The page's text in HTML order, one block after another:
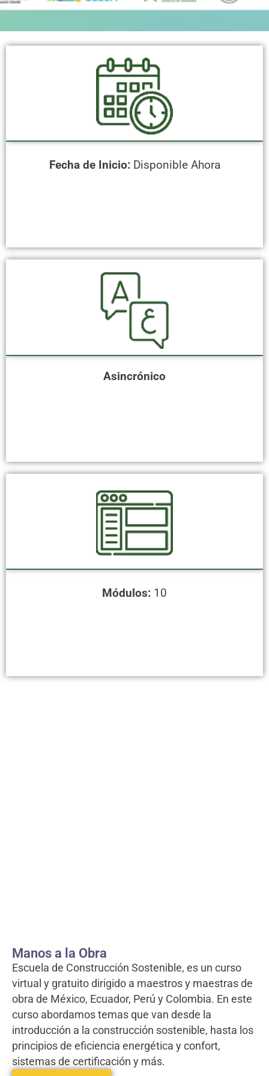
Fecha de Inicio: Disponible Ahora
Asincrónico
Módulos: 10
Manos a la Obra
Escuela de Construcción Sostenible, es un curso
virtual y gratuito dirigido a maestros y maestras de
obra de México, Ecuador, Perú y Colombia. En este
curso abordamos temas que van desde la
introducción a la construcción sostenible, hasta los
principios de eficiencia energética y confort,
sistemas de certificación y más.